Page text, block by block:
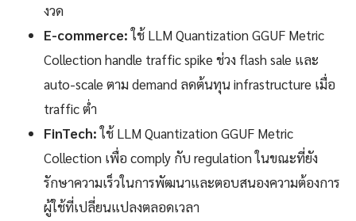
งวด
E-commerce:ใช้ LLM Quantization GGUF Metric
Collection handle traffic spike ช่วง flash sale และ
auto-scale ตาม demand ลดต้นทุน infrastructure เมื่อ
traffic ต่ำ
FinTech:ใช้ LLM Quantization GGUF Metric
Collection เพื่อ comply กับ regulation ในขณะที่ยัง
รักษาความเร็วในการพัฒนาและตอบสนองความต้องการ
ผู้ใช้ที่เปลี่ยนแปลงตลอดเวลา